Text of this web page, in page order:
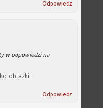
Odpowiedz
w odpowiedzi na
obrazki!
Odpowiedz